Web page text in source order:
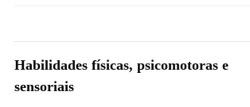
Habilidades físicas, psicomotoras e
sensoriais